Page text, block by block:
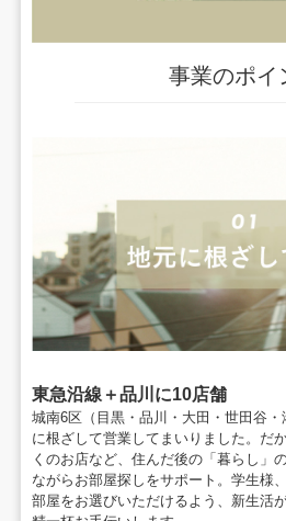
事業のポイ
東急沿線＋品川に10店舗
城南6区（目黒・品川・大田・世田谷
に根ざして営業してまいりました。 だ
くのお店など、住んだ後の「暮らし」
ながら お部屋探しをサポート。学生様
部屋をお選びいただけるよう、 新生活